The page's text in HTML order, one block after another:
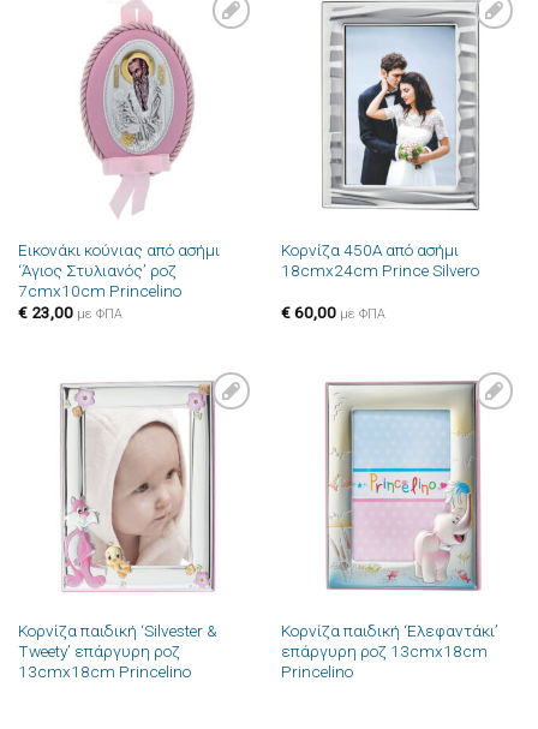
Πρόσθήκη
στην λίστα
επιθυμιών
Εικονάκι κούνιας από ασήμι
‘Άγιος Στυλιανός’ ροζ
7cmx10cm Princelino
€23,00 με ΦΠΑ
Πρόσθήκη
στην λίστα
επιθυμιών
Κορνίζα 450A από ασήμι
18cmx24cm Prince Silvero
€60,00 με ΦΠΑ
Πρόσθήκη
στην λίστα
επιθυμιών
Κορνίζα παιδική ‘Silvester &
Tweety’ επάργυρη ροζ
13cmx18cm Princelino
Πρόσθήκη
επιθυμιών
Κορνίζα παιδική ‘Ελεφαντάκι’
επάργυρη ροζ 13cmx18cm
Princelino